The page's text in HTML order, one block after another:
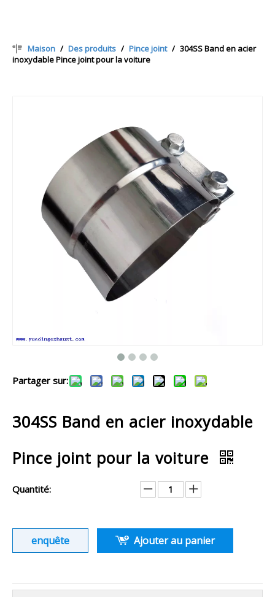
Maison / Des produits / Pince joint / 304SS Band en acier
inoxydable Pince joint pour la voiture
Partager sur:
304SS Band en acier inoxydable
Pince joint pour la voiture
Quantité:
enquête Ajouter au panier